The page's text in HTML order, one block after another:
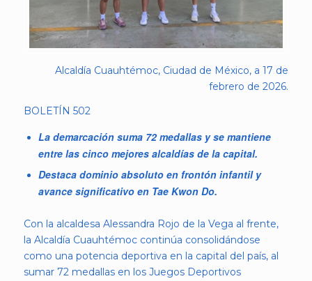
Alcaldía Cuauhtémoc, Ciudad de México, a 17 de
febrero de 2026.
BOLETÍN 502
La demarcación suma 72 medallas y se mantiene
entre las cinco mejores alcaldías de la capital.
Destaca dominio absoluto en frontón infantil y
avance significativo en Tae Kwon Do.
Con la alcaldesa Alessandra Rojo de la Vega al frente,
la Alcaldía Cuauhtémoc continúa consolidándose
como una potencia deportiva en la capital del país, al
sumar 72 medallas en los Juegos Deportivos